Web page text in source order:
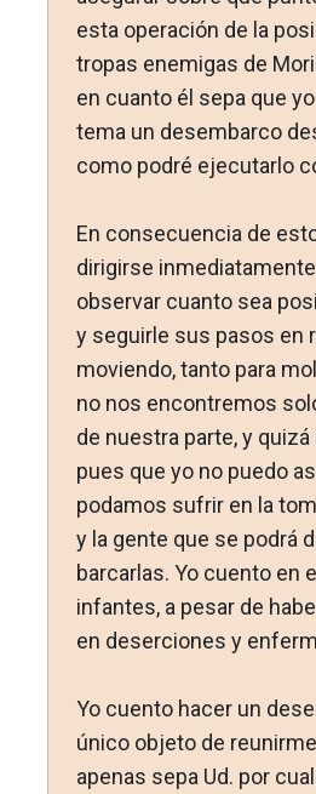
esta operación de la
tropas enemigas de
en cuanto él sepa que
tema un desembarco
como podré ejecutarlo
En consecuencia de
dirigirse
observar cuanto sea
y seguirle sus pasos en
moviendo, tanto para
no nos encontremos
de nuestra parte, y
pues que yo no puedo
podamos sufrir en la
y la gente que se podrá
barcarlas. Yo cuento en
infantes, a pesar de
en deserciones y
Yo cuento hacer un
único objeto de
apenas sepa Ud. por